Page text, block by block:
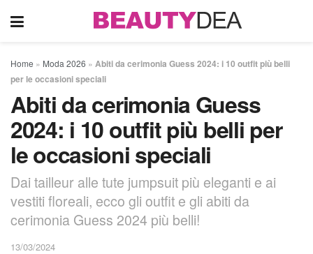
Home » Moda 2026 » Abiti da cerimonia Guess 2024: i 10 outfit più belli
per le occasioni speciali
Abiti da cerimonia Guess
2024: i 10 outfit più belli per
le occasioni speciali
Dai tailleur alle tute jumpsuit più eleganti e ai
vestiti floreali, ecco gli outfit e gli abiti da
cerimonia Guess 2024 più belli!
13/03/2024